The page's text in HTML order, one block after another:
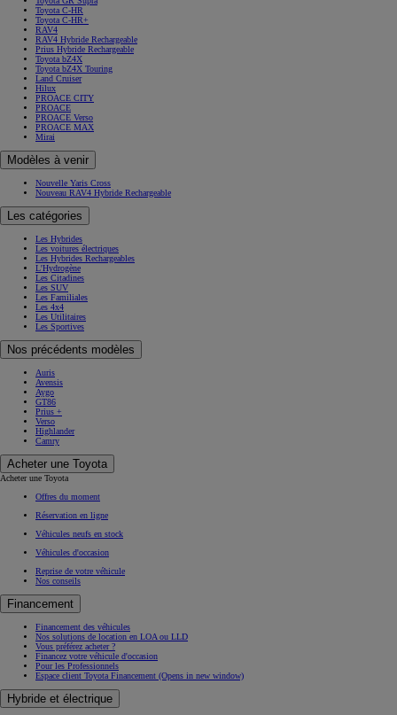
Toyota C-HR
Toyota C-HR+
RAV4
RAV4 Hybride Rechargeable
Prius Hybride Rechargeable
Toyota bZ4X
Toyota bZ4X Touring
Land Cruiser
Hilux
PROACE CITY
PROACE
PROACE Verso
PROACE MAX
Mirai
Modèles à venir
Nouvelle Yaris Cross
Nouveau RAV4 Hybride Rechargeable
Les catégories
Les Hybrides
Les voitures électriques
Les Hybrides Rechargeables
L'Hydrogène
Les Citadines
Les SUV
Les Familiales
Les 4x4
Les Utilitaires
Les Sportives
Nos précédents modèles
Auris
Avensis
Aygo
GT86
Prius +
Verso
Highlander
Camry
Acheter une Toyota
Acheter une Toyota
Offres du moment
Réservation en ligne
Véhicules neufs en stock
Véhicules d'occasion
Reprise de votre véhicule
Nos conseils
Financement
Financement des véhicules
Nos solutions de location en LOA ou LLD
Vous préférez acheter ?
Financez votre véhicule d'occasion
Pour les Professionnels
Espace client Toyota Financement (Opens in new window)
Hybride et électrique